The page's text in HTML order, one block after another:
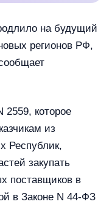
на будущий
регионов РФ,
2559, которое
из
Республик,
закупать
поставщиков в
в Законе N 44-ФЗ